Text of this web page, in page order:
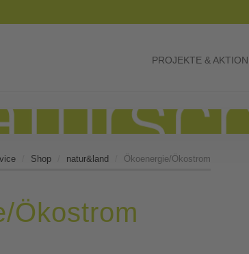
PROJEKTE &
Shop natur&land Ökoenergie/Ökostrom
Ökostrom